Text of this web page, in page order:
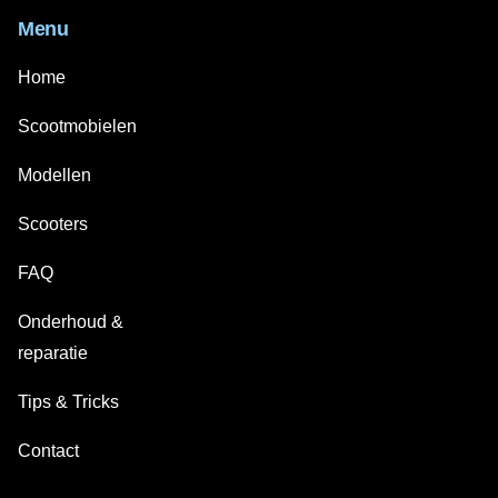
Menu
Home
Scootmobielen
Modellen
Scooters
FAQ
Onderhoud &
reparatie
Tips & Tricks
Contact